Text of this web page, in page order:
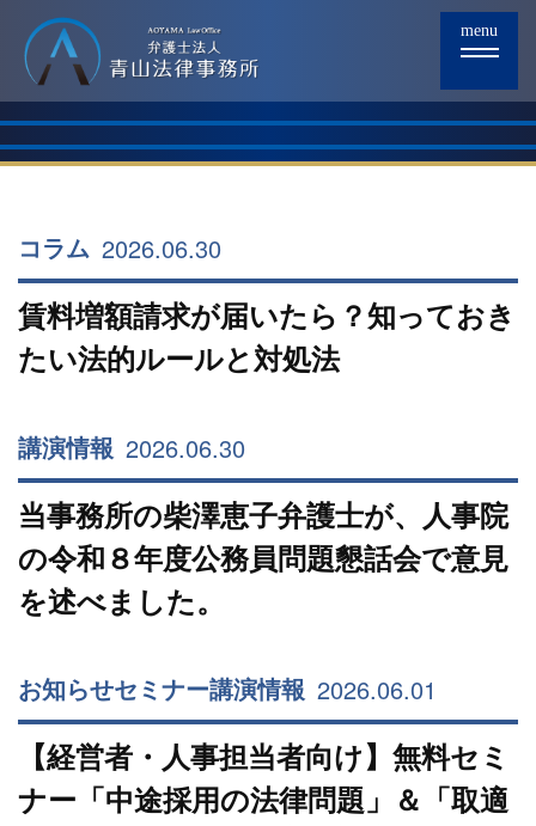
menu
コラム 2026.06.30
賃料増額請求が届いたら？知っておき
たい法的ルールと対処法
講演情報 2026.06.30
当事務所の柴澤恵子弁護士が、人事院
の令和８年度公務員問題懇話会で意見
を述べました。
お知らせセミナー講演情報 2026.06.01
【経営者・人事担当者向け】無料セミ
ナー「中途採用の法律問題」＆「取適